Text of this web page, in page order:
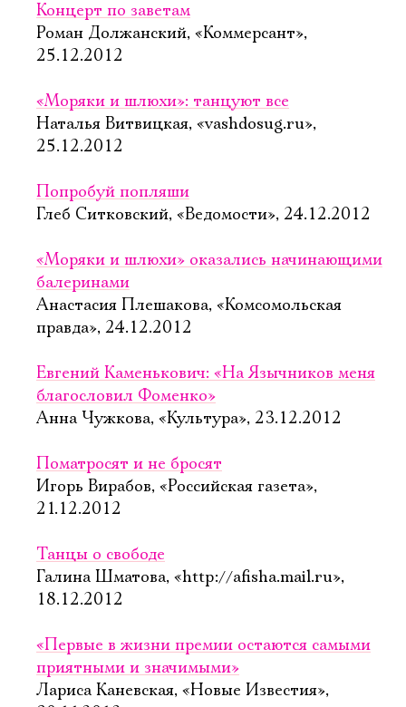
Концерт по заветам
Роман Должанский, «Коммерсант»,
25.12.2012
«Моряки и шлюхи»: танцуют все
Наталья Витвицкая, «vashdosug.ru»,
25.12.2012
Попробуй попляши
Глеб Ситковский, «Ведомости», 24.12.2012
«Моряки и шлюхи» оказались начинающими
балеринами
Анастасия Плешакова, «Комсомольская
правда», 24.12.2012
Евгений Каменькович: «На Язычников меня
благословил Фоменко»
Анна Чужкова, «Культура», 23.12.2012
Поматросят и не бросят
Игорь Вирабов, «Российская газета»,
21.12.2012
Танцы о свободе
Галина Шматова, «http://afisha.mail.ru»,
18.12.2012
«Первые в жизни премии остаются самыми
приятными и значимыми»
Лариса Каневская, «Новые Известия»,